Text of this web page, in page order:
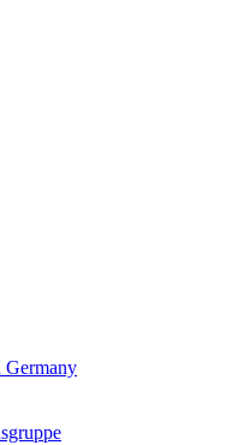
Germany